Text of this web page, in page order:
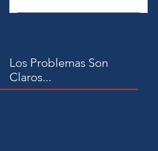
Behaivior uses advanced pattern
recovery, their care providers, and
support networks.
Los Problemas Son
Claros...